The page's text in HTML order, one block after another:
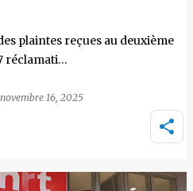
plaintes reçues au deuxième
réclamati…
16, 2025